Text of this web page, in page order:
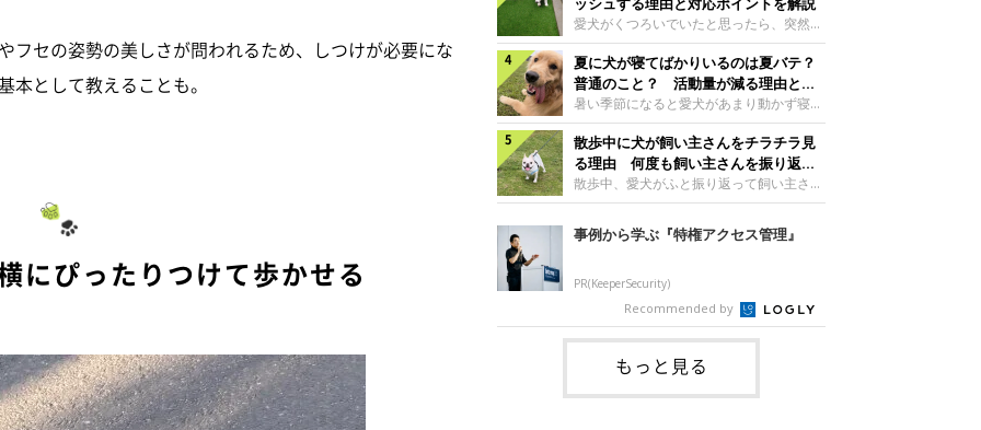
フセの姿勢の美しさが問われるため、しつけが必要にな
として教えることも。
にぴったりつけて歩かせる
のきもち獣医師相談室の原 駿太朗先生に
伺いました。クーンと鳴くのはどんな気持
ち？いぬのきもち投稿写真ギャラリー犬が
クーンと小さく鳴くときは、何らかの感情
を伝えようとしている場合があると考えら
れています。大
るようです。愛犬の運動をさせてあげたい
のに、散歩に行きたがらない。このような
場合はどう対応すればよいのでしょうか？
「愛犬が夏に散歩に行きたがらない場合の
対応」について、いぬのきもち獣医師相談
室の白山さとこ先生に聞きました。Q.夏に
犬の散歩に行くときの注意点は？ いぬの
きもち投稿写真ギャラリーーー夏に愛犬と
散歩に行くときは、どのようなことに注意
をするとよい
愛犬がくつろいでいたと思ったら、突然部
屋の中を走り回り始める――そんな様子に
驚いたことはありませんか？ 急な動きに
「何が起きているの？」と戸惑う飼い主さ
んも多いでしょう。落ち着いていたはずな
のに、急にスイッチが入ったように見える
と不安になることもあります。今回は、犬
が急に走り回る理由や見極め方などについ
て、いぬのきもち獣医師相談室の岡本りさ
先生に伺いました。犬が急に走り回るのは
ラリー犬が突然走り回る行動は、必ずしも
体にたまったエ
夏に犬が寝てばかりいるのは夏バテ？
普通のこと？ 活動量が減る理由と対
策とは
暑い季節になると愛犬があまり動かず寝て
ばかりだと感じる飼い主さんはいません
か？その様子に、愛犬が夏バテで疲れてい
るのか、元気がないのかなど不安に感じる
方もいるのではないかと思います。 で
は、犬が寝てばかりいるときに対処が必要
かを見極める方法はあるのでしょうか？
「犬の活動量が夏に減る理由と対策」につ
き先生に話を聞きました。Q. 夏に犬の活
動量が減る理由は？ いぬのきもち投稿写
真ギャラリーーー夏に愛犬の活動量が減る
と感じる飼い主さんもいるようです。理由
としてどのようなこ
散歩中に犬が飼い主さんをチラチラ見
る理由 何度も飼い主さんを振り返る
のはなぜ？
散歩中、愛犬がふと振り返って飼い主さん
の様子を確認する…そんな場面に心当たり
はありませんか？ 何度もチラチラ見られ
ると、「何か気になることがあるの？」
ことがあるかもしれません。愛犬が歩きな
がら飼い主さんを振り返るしぐさには、ど
んな気持ちが隠れているのでしょうか。今
回は、犬が散歩中に飼い主さんを確認する
理由や注意すべきサインの見極めかた、対
応のポイントなどについて、いぬのきもち
獣医師相談室の原 駿太朗先生に伺いまし
事例から学ぶ『特権アクセス管理』
PR(KeeperSecurity)
Recommended by
もっと見る